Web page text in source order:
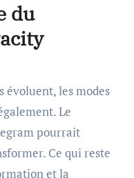
du
évoluent, les modes
Le
pourrait
Ce qui reste
et la